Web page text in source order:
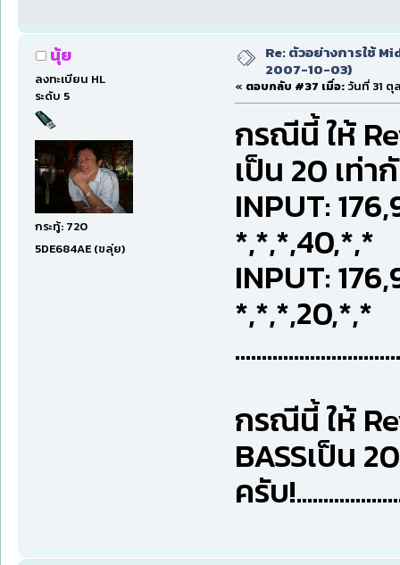
นุ้ย
ลงทะเบียน HL
ระดับ 5
กระทู้: 720
5DE684AE (ขลุ่ย)
Re: ตัวอย่างการใช้
2007-10-03)
« ตอบกลับ #37 เมื่อ: วันที่ 31 ตุ
กรณีนี้ ให้
เป็น 20 เท่
INPUT:
*,*,*,40,*,*
INPUT:
*,*,*,20,*,*
กรณีนี้ ให้
BASSเป็น
ครับ